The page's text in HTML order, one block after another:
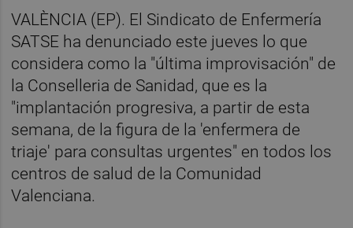
VALÈNCIA (EP). El Sindicato de Enfermería
SATSE ha denunciado este jueves lo que
considera como la "última improvisación" de
la Conselleria de Sanidad, que es la
"implantación progresiva, a partir de esta
semana, de la figura de la 'enfermera de
triaje' para consultas urgentes" en todos los
centros de salud de la Comunidad
Valenciana.